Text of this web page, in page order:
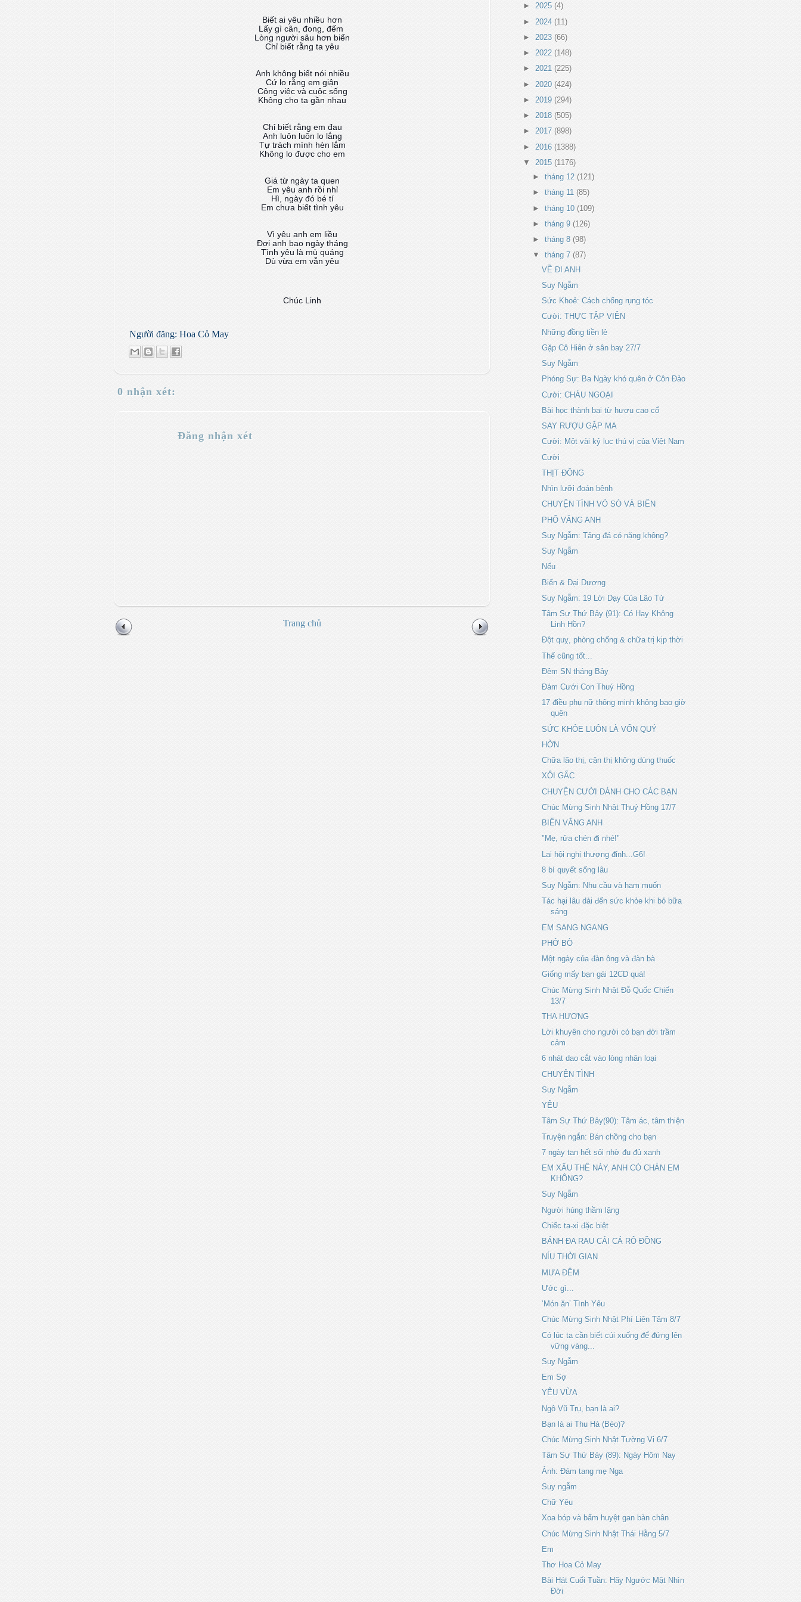
Biết ai yêu nhiều hơn
Lấy gì cân, đong, đếm
Lòng người sâu hơn biển
Chỉ biết rằng ta yêu
Anh không biết nói nhiều
Cứ lo rằng em giận
Công việc và cuộc sống
Không cho ta gần nhau
Chỉ biết rằng em đau
Anh luôn luôn lo lắng
Tự trách mình hèn lắm
Không lo được cho em
Giá từ ngày ta quen
Em yêu anh rồi nhỉ
Hì, ngày đó bé tí
Em chưa biết tình yêu
Vì yêu anh em liều
Đợi anh bao ngày tháng
Tình yêu là mù quáng
Dù vừa em vẫn yêu
Chúc Linh
Người đăng: Hoa Cỏ May
0 nhận xét:
Đăng nhận xét
Trang chủ
► 2025 (4)
► 2024 (11)
► 2023 (66)
► 2022 (148)
► 2021 (225)
► 2020 (424)
► 2019 (294)
► 2018 (505)
► 2017 (898)
► 2016 (1388)
▼ 2015 (1176)
► tháng 12 (121)
► tháng 11 (85)
► tháng 10 (109)
► tháng 9 (126)
► tháng 8 (98)
▼ tháng 7 (87)
VỀ ĐI ANH
Suy Ngẫm
Sức Khoẻ: Cách chống rụng tóc
Cười: THỰC TẬP VIÊN
Những đồng tiền lẻ
Gặp Cô Hiên ở sân bay 27/7
Suy Ngẫm
Phóng Sự: Ba Ngày khó quên ở Côn Đảo
Cười: CHÁU NGOẠI
Bài học thành bại từ hươu cao cổ
SAY RƯỢU GẶP MA
Cười: Một vài kỷ lục thú vị của Việt Nam
Cười
THỊT ĐÔNG
Nhìn lưỡi đoán bệnh
CHUYỆN TÌNH VỎ SÒ VÀ BIỂN
PHỐ VẮNG ANH
Suy Ngẫm: Tảng đá có nặng không?
Suy Ngẫm
Nếu
Biển & Đại Dương
Suy Ngẫm: 19 Lời Dạy Của Lão Tử
Tâm Sự Thứ Bảy (91): Có Hay Không
Linh Hồn?
Đột quỵ, phòng chống & chữa trị kịp thời
Thế cũng tốt...
Đêm SN tháng Bảy
Đám Cưới Con Thuý Hồng
17 điều phụ nữ thông minh không bao giờ
quên
SỨC KHỎE LUÔN LÀ VỐN QUÝ
HỜN
Chữa lão thị, cận thị không dùng thuốc
XÔI GẤC
CHUYỆN CƯỜI DÀNH CHO CÁC BẠN
Chúc Mừng Sinh Nhật Thuý Hồng 17/7
BIỂN VẮNG ANH
"Mẹ, rửa chén đi nhé!"
Lại hội nghị thượng đỉnh...G6!
8 bí quyết sống lâu
Suy Ngẫm: Nhu cầu và ham muốn
Tác hại lâu dài đến sức khỏe khi bỏ bữa
sáng
EM SANG NGANG
PHỞ BÒ
Một ngày của đàn ông và đàn bà
Giống mấy bạn gái 12CD quá!
Chúc Mừng Sinh Nhật Đỗ Quốc Chiến
13/7
THA HƯƠNG
Lời khuyên cho người có bạn đời trầm
cảm
6 nhát dao cắt vào lòng nhân loại
CHUYỆN TÌNH
Suy Ngẫm
YÊU
Tâm Sự Thứ Bảy(90): Tâm ác, tâm thiện
Truyện ngắn: Bán chồng cho bạn
7 ngày tan hết sỏi nhờ đu đủ xanh
EM XẤU THẾ NÀY, ANH CÓ CHÁN EM
KHÔNG?
Suy Ngẫm
Người hùng thầm lặng
Chiếc ta-xi đặc biệt
BÁNH ĐA RAU CẢI CÁ RÔ ĐỒNG
NÍU THỜI GIAN
MƯA ĐÊM
Ước gì...
‘Món ăn’ Tình Yêu
Chúc Mừng Sinh Nhật Phí Liên Tâm 8/7
Có lúc ta cần biết cúi xuống để đứng lên
vững vàng...
Suy Ngẫm
Em Sợ
YÊU VỪA
Ngô Vũ Trụ, bạn là ai?
Bạn là ai Thu Hà (Béo)?
Chúc Mừng Sinh Nhật Tường Vi 6/7
Tâm Sự Thứ Bảy (89): Ngày Hôm Nay
Ảnh: Đám tang mẹ Nga
Suy ngẫm
Chữ Yêu
Xoa bóp và bấm huyệt gan bàn chân
Chúc Mừng Sinh Nhật Thái Hằng 5/7
Em
Thơ Hoa Cỏ May
Bài Hát Cuối Tuần: Hãy Ngước Mặt Nhìn
Đời